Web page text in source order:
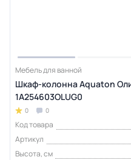
Мебель для ванной
Шкаф-колонна Aquaton
1A254603OLUG0
0 0
Код товара
Артикул
Высота, см